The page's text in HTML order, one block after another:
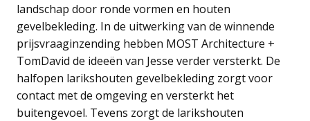
landschap door ronde vormen en houten
gevelbekleding. In de uitwerking van de winnende
prijsvraaginzending hebben MOST Architecture +
TomDavid de ideeën van Jesse verder versterkt. De
halfopen larikshouten gevelbekleding zorgt voor
contact met de omgeving en versterkt het
buitengevoel. Tevens zorgt de larikshouten